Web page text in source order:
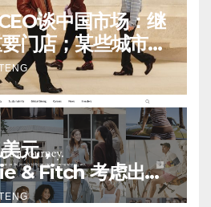
谈中国市场：继
门店；某些城市的
再有价值
元，
& Fitch 考虑出售
权